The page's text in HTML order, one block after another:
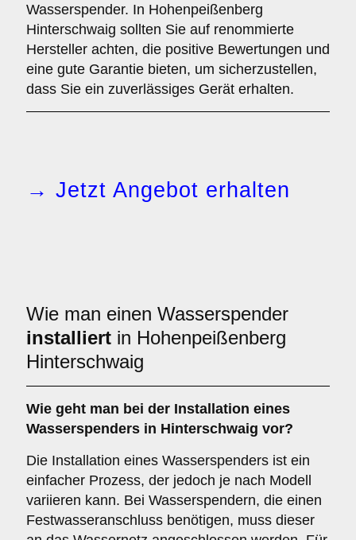
Wasserspender. In Hohenpeißenberg
Hinterschwaig sollten Sie auf renommierte
Hersteller achten, die positive Bewertungen und
eine gute Garantie bieten, um sicherzustellen,
dass Sie ein zuverlässiges Gerät erhalten.
→ Jetzt Angebot erhalten
Wie man einen Wasserspender
installiert in Hohenpeißenberg
Hinterschwaig
Wie geht man bei der Installation eines
Wasserspenders in Hinterschwaig vor?
Die Installation eines Wasserspenders ist ein
einfacher Prozess, der jedoch je nach Modell
variieren kann. Bei Wasserspendern, die einen
Festwasseranschluss benötigen, muss dieser